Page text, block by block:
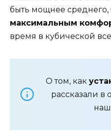
быть мощнее среднего,
максимальным
время в кубической
О том, как
рассказали в